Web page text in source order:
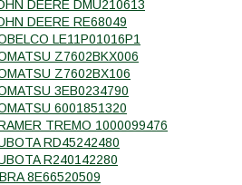
DEERE DMU210613
DEERE RE68049
LE11P01016P1
Z7602BKX006
Z7602BX106
3EB0234790
6001851320
TREMO 1000099476
RD45242480
R240142280
8E66520509